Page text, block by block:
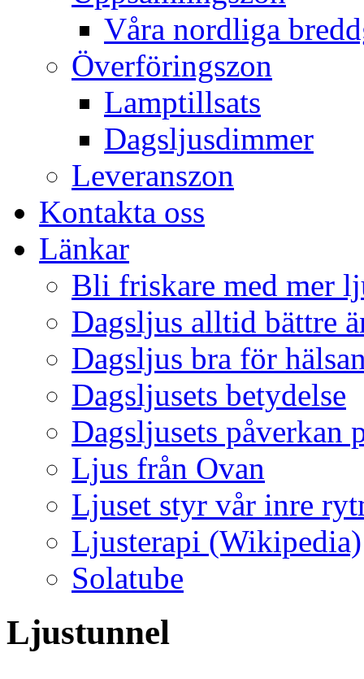
Våra nordliga
Överföringszon
Lamptillsats
Dagsljusdimmer
Leveranszon
Kontakta oss
Länkar
Bli friskare med mer
Dagsljus alltid bättre
Dagsljus bra för
Dagsljusets betydelse
Dagsljusets påverkan
Ljus från Ovan
Ljuset styr vår inre
Ljusterapi (Wikipedia)
Solatube
Ljustunnel